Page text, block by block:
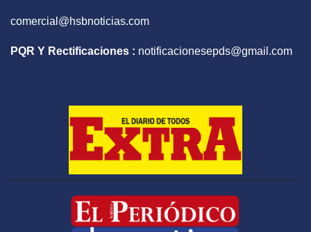
comercial@hsbnoticias.com
PQR Y Rectificaciones : notificacionesepds@gmail.com